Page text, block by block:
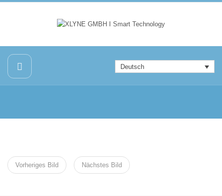
Deutsch
Vorheriges Bild Nächstes Bild